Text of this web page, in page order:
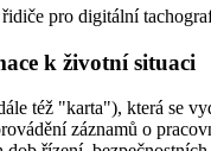
pro digitální
k životní situaci
též "karta"), která se
záznamů o